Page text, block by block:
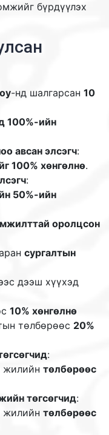
бүрдүүлэх
-нд шалгарсан 10
100%-ийн
авсан элсэгч:
100% хөнгөлнө.
:
50%-ийн
оролцсон
сургалтын
дээш хүүхэд
10% хөнгөлнө
төлбөрөөс 20%
:
жилийн төлбөрөөс
төгсөгчид:
жилийн төлбөрөөс